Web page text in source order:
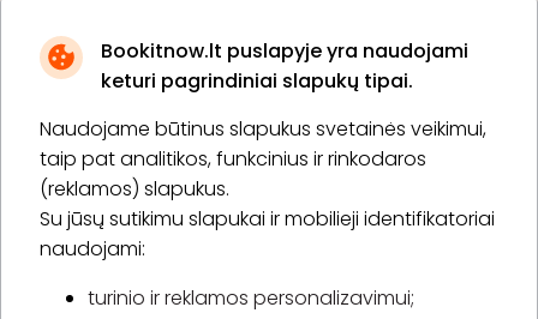
Bookitnow.lt puslapyje yra naudojami
keturi pagrindiniai slapukų tipai.
Naudojame būtinus slapukus svetainės veikimui,
taip pat analitikos, funkcinius ir rinkodaros
(reklamos) slapukus.
Su jūsų sutikimu slapukai ir mobilieji identifikatoriai
naudojami:
turinio ir reklamos personalizavimui;
* Susipažinau su privatumo politika
Prenumeruoti